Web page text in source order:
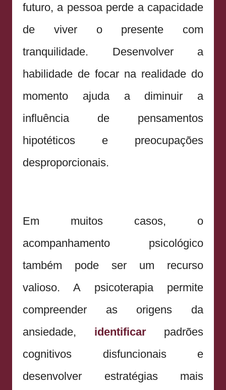
futuro, a pessoa perde a capacidade
de viver o presente com
tranquilidade. Desenvolver a
habilidade de focar na realidade do
momento ajuda a diminuir a
influência de pensamentos
hipotéticos e preocupações
desproporcionais.
Em muitos casos, o
acompanhamento psicológico
também pode ser um recurso
valioso. A psicoterapia permite
compreender as origens da
ansiedade, identificarpadrões
cognitivos disfuncionais e
desenvolver estratégias mais